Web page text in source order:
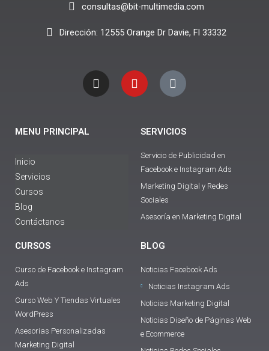
consultas@bit-multimedia.com
Dirección: 12555 Orange Dr Davie, Fl 33332
n
s
t
o
u
t
e
k
t
MENU PRINCIPAL
Inicio
Servicios
Cursos
Blog
Contáctanos
SERVICIOS
Servicio de Publicidad en
Facebook e Instagram Ads
Marketing Digital y Redes
Sociales
Asesoría en Marketing Digital
CURSOS
Curso de Facebook e Instagram
Ads
Curso Web Y Tiendas Virtuales
WordPress
Asesorias Personalizadas
Marketing Digital
BLOG
Noticias Facebook Ads
Noticias Instagram Ads
Noticias Marketing Digital
Noticias Diseño de Páginas Web
e Ecommerce